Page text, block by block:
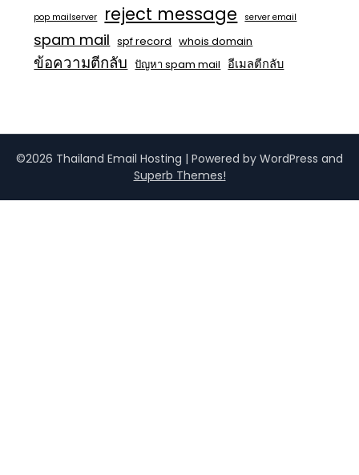
pop mailserver reject message server email
spam mail spf record whois domain
ข้อความตีกลับ ปัญหา spam mail อีเมลตีกลับ
©2026 Thailand Email Hosting | Powered by WordPress and
Superb Themes!